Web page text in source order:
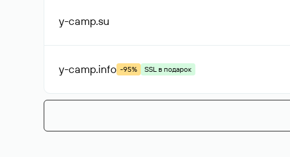
y-camp.su
y-camp.info -95% SSL в подарок